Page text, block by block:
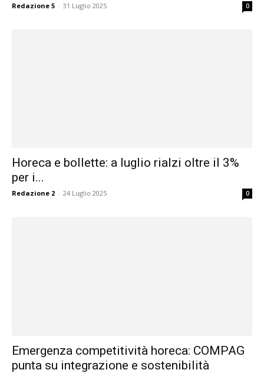
Redazione 5 - 31 Luglio 2025 0
Horeca e bollette: a luglio rialzi oltre il 3%
per i...
Redazione 2 - 24 Luglio 2025 0
Emergenza competitività horeca: COMPAG
punta su integrazione e sostenibilità